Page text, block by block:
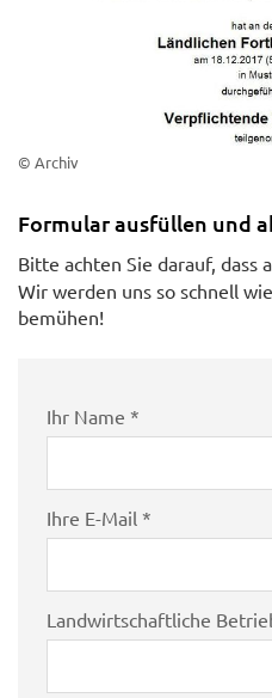
© Archiv
Formular ausfüllen und
Bitte achten Sie darauf, dass
Wir werden uns so schnell
bemühen!
Ihr Name *
Ihre E-Mail *
Landwirtschaftliche